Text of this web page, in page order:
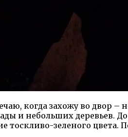
когда захожу во двор
и небольших деревьев.
тоскливо-зеленого